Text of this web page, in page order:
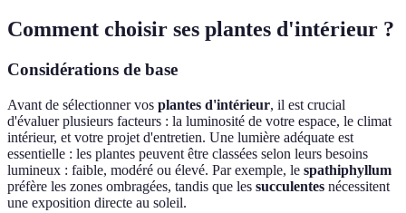
Comment choisir ses plantes d'intérieur ?
Considérations de base
Avant de sélectionner vos plantes d'intérieur, il est crucial
d'évaluer plusieurs facteurs : la luminosité de votre espace, le climat
intérieur, et votre projet d'entretien. Une lumière adéquate est
essentielle : les plantes peuvent être classées selon leurs besoins
lumineux : faible, modéré ou élevé. Par exemple, le spathiphyllum
préfère les zones ombragées, tandis que les succulentes nécessitent
une exposition directe au soleil.